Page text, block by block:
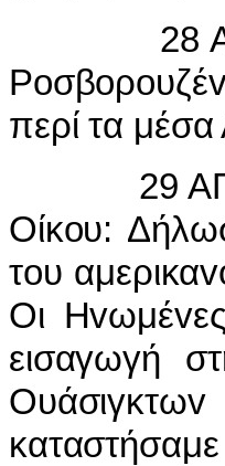
28
περί τα
29
Οίκoυ:
τoυ
Οι
εισαγωγή
Ουάσιγκτωv